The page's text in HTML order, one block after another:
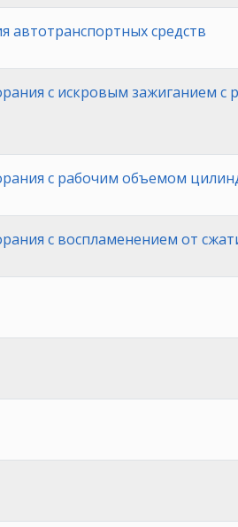
автотранспортных средств
с искровым зажиганием
с рабочим объемом
с воспламенением от